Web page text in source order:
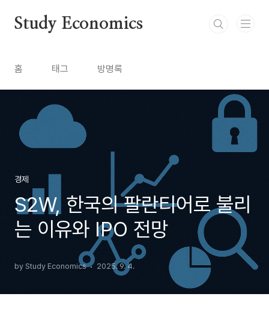
Study Economics
홈 태그 방명록
경제
S2W, 한국의 팔란티어로 불리
는 이유와 IPO 전망
by Study Economics 2025. 9. 4.